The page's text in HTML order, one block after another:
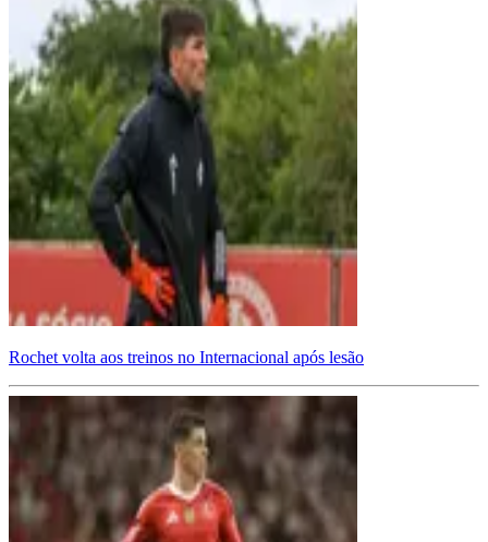
Rochet volta aos treinos no Internacional após lesão